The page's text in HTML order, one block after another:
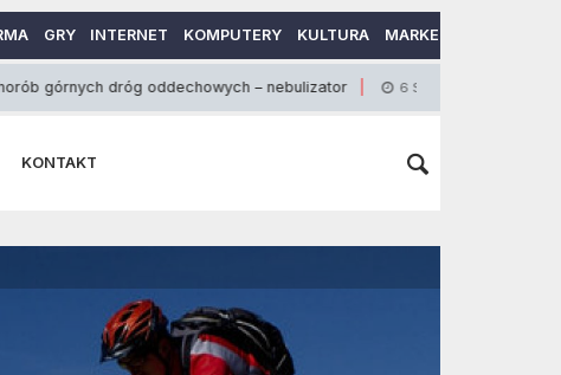
GRY INTERNET KOMPUTERY KULTURA MARKETING
dróg oddechowych – nebulizator 6 Sierpnia 2013
KONTAKT